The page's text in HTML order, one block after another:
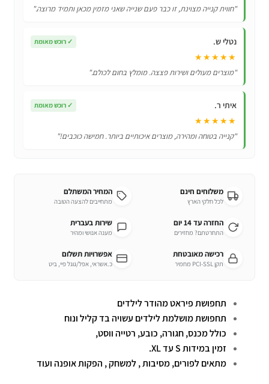
"חווית קנייה מצוינת, זו כבר פעם שנייה שאני מזמין מכאן ותמיד מרוצה."
נטלי ש. ✓ רוכש מאומת
★★★★★
"מוצרים מעולים ושירות פצצה. מומלץ בחום לכולם."
איתי ר. ✓ רוכש מאומת
★★★★★
"קנייה בטוחה ומהירה, מוצרים איכותיים ביותר. חמישה כוכבים!"
משלוחים חינם
לכל חלקי הארץ
המחיר המשתלם
מתחייבים להצעה הטובה
החזרה עד 14 יום
התחרטתם? מחזירים
שירות בעברית
מענה אנושי ומהיר
רכישה מאובטחת
תקן PCI-SSL מחמיר
אפשרויות תשלום
כ.אשראי, אפל/גוגל פיי, ביט
תחפושת פיראט מהודר לילדים
תחפושת מושלמת לילדים עשויה בד קליל ונוח
כולל מכנס, חגורה, כובע, רטייה ווסט,
זמין במידות S עד XL.
מתאים לפורים, מסיבות , למשחק , הפקות אופנה ועוד